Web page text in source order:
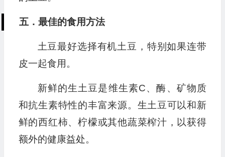
五．最佳的食用方法
土豆最好选择有机土豆，特别如果连带
皮一起食用。
新鲜的生土豆是维生素C、酶、矿物质
和抗生素特性的丰富来源。生土豆可以和新
鲜的西红柿、柠檬或其他蔬菜榨汁，以获得
额外的健康益处。